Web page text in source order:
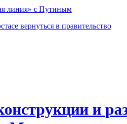
линия» с Путиным
вернуться в правительство
и